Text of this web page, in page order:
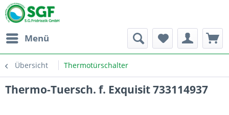
Menü
Übersicht Thermotürschalter
Thermo-Tuersch. f. Exquisit 733114937